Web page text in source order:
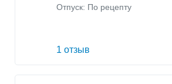
Отпуск: По рецепту
1 отзыв